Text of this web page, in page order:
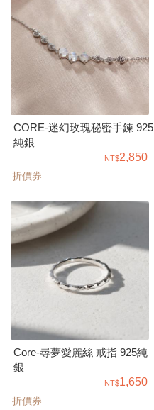
CORE-迷幻玫瑰秘密手鍊 925
純銀
2,850
折價券
Core-尋夢愛麗絲 戒指 925純
銀
1,650
折價券